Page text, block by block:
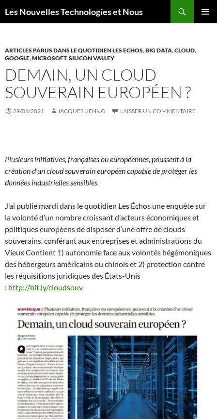
auLes Nouvelles Technologies et Nous
ARTICLES PARUS DANS LE QUOTIDIEN LES ECHOS,BIG DATA,CLOUD,
GOOGLE,MICROSOFT,SILICON VALLEY
DEMAIN, UN CLOUD
SOUVERAIN EUROPÉEN ?
29/01/2021 JACQUES HENNO LAISSER UN COMMENTAIRE
Plusieurs initiatives, françaises ou européennes, poussent à la
création d’un cloud souverain européen capable de protéger les
données industrielles sensibles.
J’ai publié mardi dans le quotidien Les Échos une enquête sur
la volonté d’un nombre croissant d’acteurs économiques et
politiques européens de disposer d’une offre de clouds
souverains, conférant aux entreprises et administrations du
Vieux Contient 1) autonomie face aux volontés hégémoniques
des hébergeurs américains ou chinois et 2) protection contre
les réquisitions juridiques des États-Unis
: http://bit.ly/cloudsouv